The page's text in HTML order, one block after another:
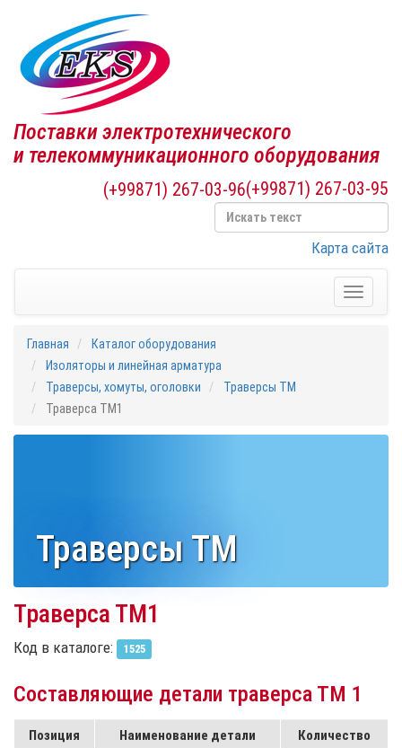
Поставки электротехнического
и телекоммуникационного оборудования
(+99871) 267-03-95
(+99871) 267-03-96
Карта сайта
Toggle
Главная
Каталог оборудования
Изоляторы и линейная арматура
Траверсы, хомуты, оголовки
Траверсы ТМ
Траверса ТМ1
Траверсы ТМ
Траверса ТМ1
Код в каталоге: 1525
Составляющие детали траверса ТМ 1
Позиция Наименование детали Количество